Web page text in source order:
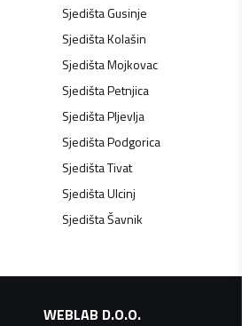
SjedištaGusinje
SjedištaKolašin
SjedištaMojkovac
SjedištaPetnjica
SjedištaPljevlja
SjedištaPodgorica
SjedištaTivat
SjedištaUlcinj
SjedištaŠavnik
WEBLAB D.O.O.